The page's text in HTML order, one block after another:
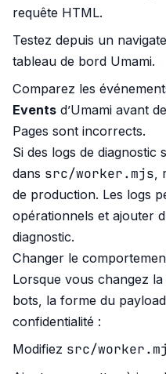
requête HTML.
Testez depuis un
tableau de bord Umami.
Comparez les
Events d’Umami avant
Pages sont incorrects.
Si des logs de diagnostic
dans src/worker.mjs,
de production. Les logs
opérationnels et ajouter
diagnostic.
Changer le
Lorsque vous changez
bots, la forme du
confidentialité :
Modifiez src/